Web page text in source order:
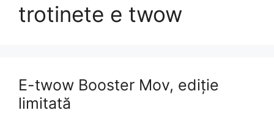
trotinete e twow
E-twow Booster Mov, ediție
limitată